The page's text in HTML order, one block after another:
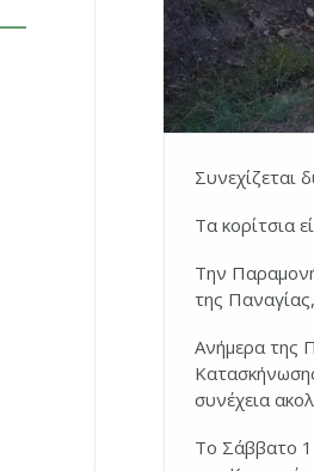
Συνεχίζεται
Τα κορίτσια
Την
της
Ανήμερα της
συνέχεια
Το Σάββατο